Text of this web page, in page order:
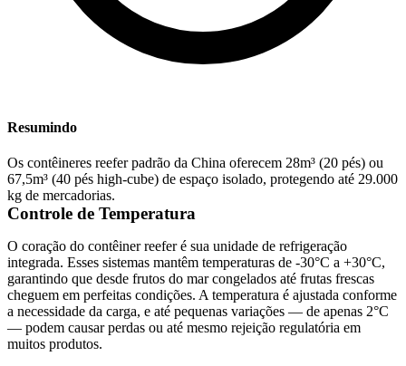
Resumindo
Os contêineres reefer padrão da China oferecem 28m³ (20 pés) ou
67,5m³ (40 pés high-cube) de espaço isolado, protegendo até 29.000
kg de mercadorias.
Controle de Temperatura
O coração do contêiner reefer é sua unidade de refrigeração
integrada. Esses sistemas mantêm temperaturas de -30°C a +30°C,
garantindo que desde frutos do mar congelados até frutas frescas
cheguem em perfeitas condições. A temperatura é ajustada conforme
a necessidade da carga, e até pequenas variações — de apenas 2°C
— podem causar perdas ou até mesmo rejeição regulatória em
muitos produtos.